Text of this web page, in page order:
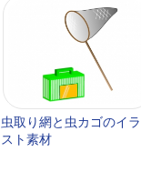
虫取り網と虫カゴのイラ
スト素材